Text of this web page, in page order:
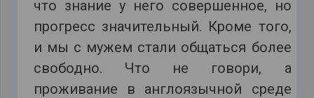
что знание у него совершенное, но
прогресс значительный. Кроме того,
и мы с мужем стали общаться более
свободно. Что не говори, а
проживание в англоязычной среде